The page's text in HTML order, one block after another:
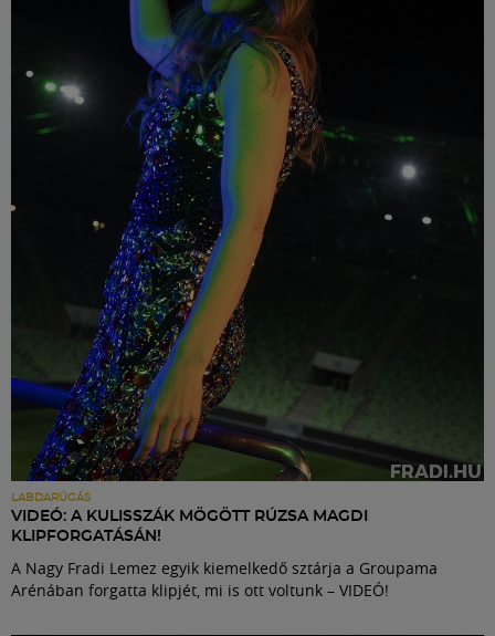
LABDARÚGÁS
VIDEÓ: A KULISSZÁK MÖGÖTT RÚZSA MAGDI
KLIPFORGATÁSÁN!
A Nagy Fradi Lemez egyik kiemelkedő sztárja a Groupama
Arénában forgatta klipjét, mi is ott voltunk – VIDEÓ!